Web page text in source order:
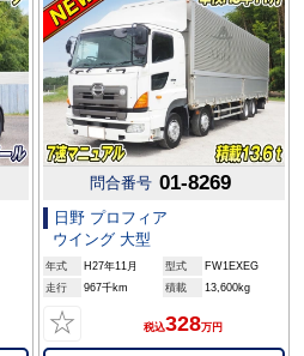
問合番号 01-8269
日野 プロフィア
ウイング 大型
年式 H27年11月 型式
FW1EXEG
走行
967千km 積載 13,600kg
☆ 税込328万円